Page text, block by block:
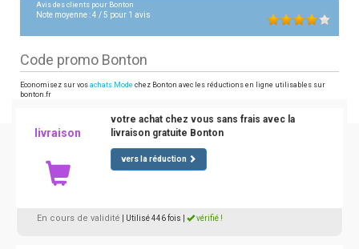
Avis des clients pour Bonton
Note moyenne :4 /5 pour 1 avis
Code promo Bonton
Economisez sur vos achats Mode chez Bonton avec les réductions en ligne utilisables sur
bonton.fr
livraison
votre achat chez vous sans frais avec la
livraison gratuite Bonton
vers la réduction
En cours de validité | Utilisé 446 fois vérifié !